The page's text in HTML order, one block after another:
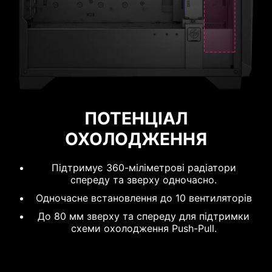
ПОТЕНЦІАЛ
ОХОЛОДЖЕННЯ
Підтримує 360-міліметрові радіатори
спереду та зверху одночасно.
Одночасне встановлення до 10 вентиляторів
До 80 мм зверху та спереду для підтримки
схеми охолодження Push-Pull.
ОПТИМІЗОВАНИЙ ПОТІК
Передня панель має перфоровану сітку, яка
здатна відфільтрувати значну частину пилу.
Бічна панель і кожух БЖ мають вентиляційні
отвори для забезпечення циркуляції повітря.
Якщо використовувати вентилятори в
конфігурації Push-Pull, в цей корпус можна
встановити до 10 x 120-мм вентиляторів для
120 мм 140 мм